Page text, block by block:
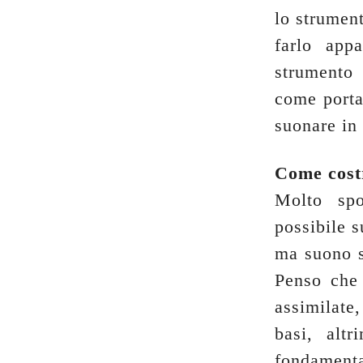
lo
farlo
come
suonare
Come
Molto
possibile
ma suono
Penso
basi,